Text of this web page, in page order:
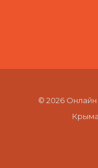
© 2026 Онлайн